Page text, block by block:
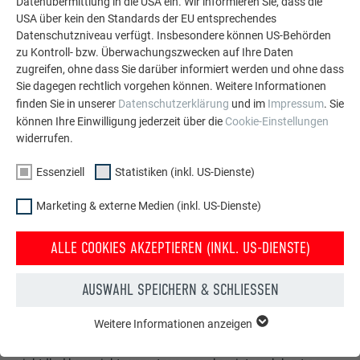
Dach, Fassade, Solar, Dachentwässerung &
USA über kein den Standards der EU entsprechendes
Datenschutzniveau verfügt. Insbesondere können US-Behörden
zu Kontroll- bzw. Überwachungszwecken auf Ihre Daten
zugreifen, ohne dass Sie darüber informiert werden und ohne dass
Sie dagegen rechtlich vorgehen können. Weitere Informationen
finden Sie in unserer Datenschutzerklärung und im Impressum. Sie
können Ihre Einwilligung jederzeit über die Cookie-Einstellungen
widerrufen.
Essenziell Statistiken (inkl. US-Dienste)
Marketing & externe Medien (inkl. US-Dienste)
ALLE COOKIES AKZEPTIEREN (INKL. US-DIENSTE)
AUSWAHL SPEICHERN & SCHLIESSEN
Weitere Informationen anzeigen